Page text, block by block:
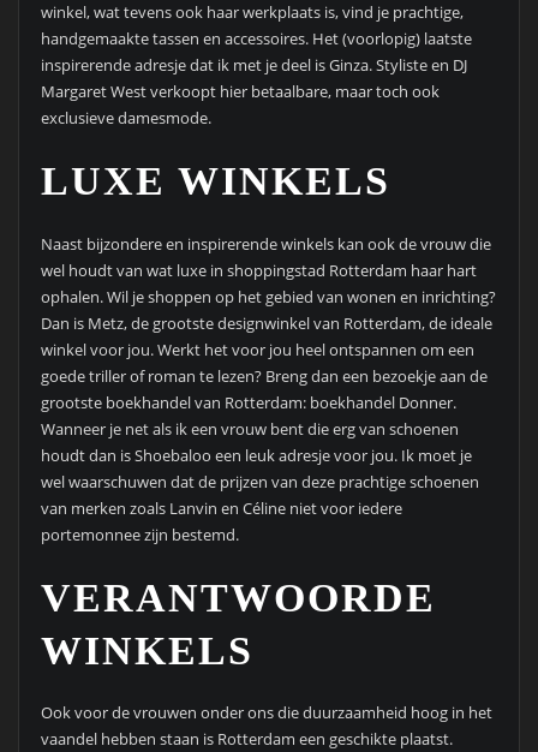
winkel, wat tevens ook haar werkplaats is, vind je prachtige,
handgemaakte tassen en accessoires. Het (voorlopig) laatste
inspirerende adresje dat ik met je deel is Ginza. Styliste en DJ
Margaret West verkoopt hier betaalbare, maar toch ook
exclusieve damesmode.
LUXE WINKELS
Naast bijzondere en inspirerende winkels kan ook de vrouw die
wel houdt van wat luxe in shoppingstad Rotterdam haar hart
ophalen. Wil je shoppen op het gebied van wonen en inrichting?
Dan is Metz, de grootste designwinkel van Rotterdam, de ideale
winkel voor jou. Werkt het voor jou heel ontspannen om een
goede triller of roman te lezen? Breng dan een bezoekje aan de
grootste boekhandel van Rotterdam: boekhandel Donner.
Wanneer je net als ik een vrouw bent die erg van schoenen
houdt dan is Shoebaloo een leuk adresje voor jou. Ik moet je
wel waarschuwen dat de prijzen van deze prachtige schoenen
van merken zoals Lanvin en Céline niet voor iedere
portemonnee zijn bestemd.
VERANTWOORDE
WINKELS
Ook voor de vrouwen onder ons die duurzaamheid hoog in het
vaandel hebben staan is Rotterdam een geschikte plaatst.